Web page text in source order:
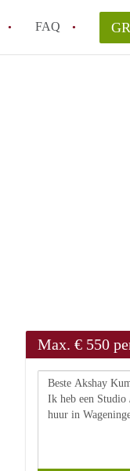
FAQ
Max. € 550